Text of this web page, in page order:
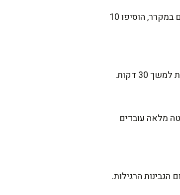
בוודאי! אפשר להרכיב את הלזניה מראש, לשמור במקרר עד 24 שעות ולאפות ממש לפני ההגשה. אם שומרים במקרר, הוסיפו 10
מלאה עובדים
הרגילות.